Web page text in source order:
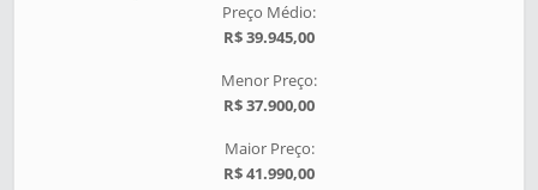
Preço Médio:
R$ 39.945,00
Menor Preço:
R$ 37.900,00
Maior Preço:
R$ 41.990,00